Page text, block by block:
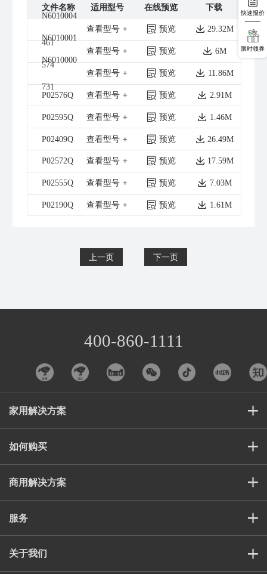
文件名称 适用型号 在线预览
下载
N6010004
461
查看型号 预览
29.32M
N6010001
574
查看型号 预览
6M
N6010000
731
查看型号 预览 11.86M
P02576Q 查看型号 预览 2.91M
P02595Q 查看型号 预览 1.46M
P02409Q 查看型号 预览 26.49M
P02572Q 查看型号 预览 17.59M
P02555Q 查看型号 预览 7.03M
P02190Q 查看型号 预览 1.61M
400-860-1111
家用解决方案
如何购买
商用解决方案
服务
关于我们
快速报价
限时领券